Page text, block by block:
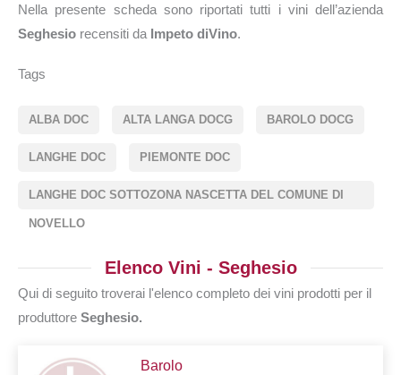
Nella presente scheda sono riportati tutti i vini dell’azienda
Seghesio recensiti da Impeto diVino.
Tags
ALBA DOC ALTA LANGA DOCG BAROLO DOCG
LANGHE DOC PIEMONTE DOC
LANGHE DOC SOTTOZONA NASCETTA DEL COMUNE DI
NOVELLO
Elenco Vini - Seghesio
Qui di seguito troverai l'elenco completo dei vini prodotti per il
produttore Seghesio.
Barolo